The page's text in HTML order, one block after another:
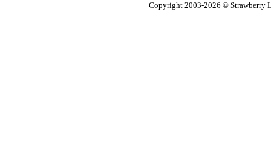
Copyright 2003-2026 © Strawberry